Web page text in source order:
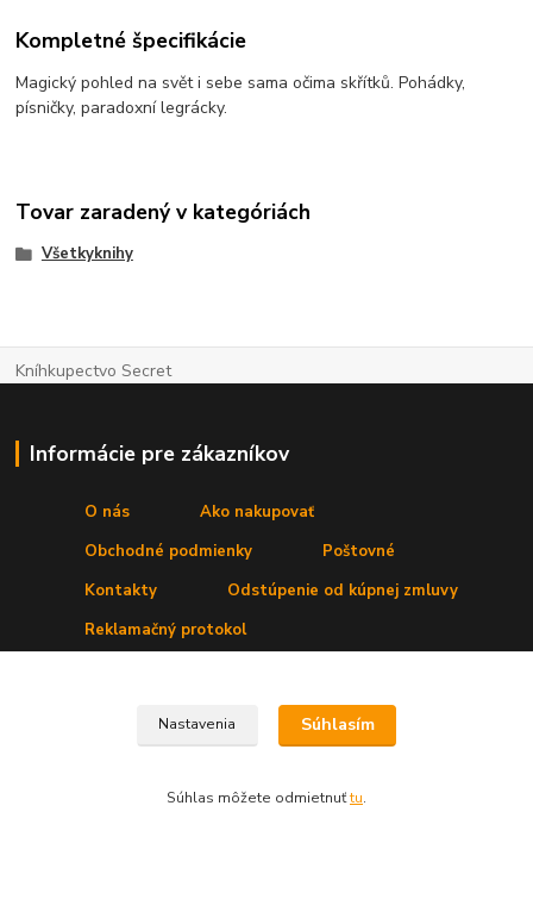
Kompletné špecifikácie
Magický pohled na svět i sebe sama očima skřítků. Pohádky,
písničky, paradoxní legrácky.
Tovar zaradený v kategóriách
Všetkyknihy
Kníhkupectvo Secret
Informácie pre zákazníkov
O nás
Ako nakupovať
Obchodné podmienky
Poštovné
Kontakty
Odstúpenie od kúpnej zmluvy
Reklamačný protokol
Kde nás nájdeteNastavenia Súhlasím
Súhlas môžete odmietnuťtu.